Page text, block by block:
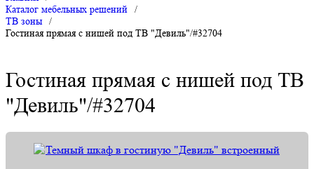
Каталог мебельных решений
/
ТВ зоны
/
Гостиная прямая с нишей под ТВ "Девиль"/#32704
Гостиная прямая с нишей под ТВ
"Девиль"/#32704